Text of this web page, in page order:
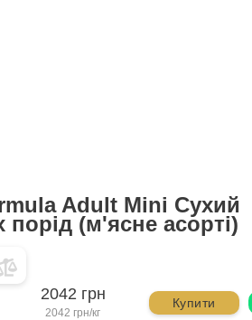
Adult Mini Сухий
(м'ясне асорті)
2042 грн
2042 грн/кг
Купити